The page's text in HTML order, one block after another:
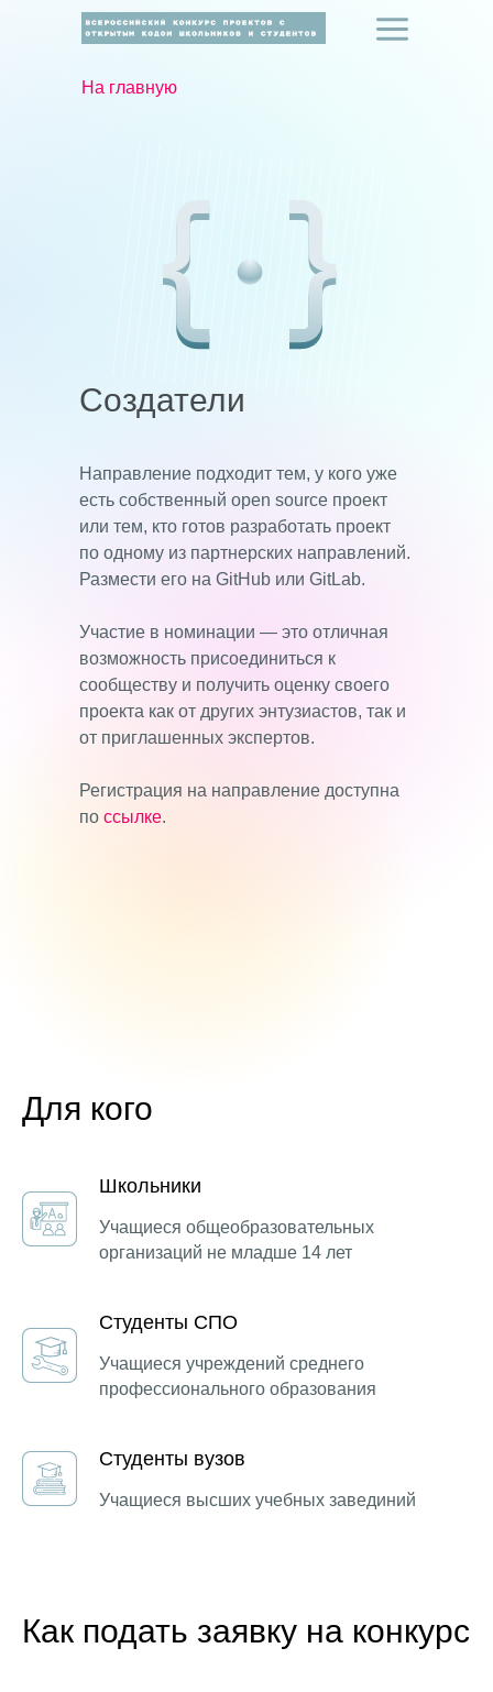
На главную
Направление подходит тем, у кого уже
есть собственный open source проект
или тем, кто готов разработать проект
по одному из партнерских направлений.
Размести его на GitHub или GitLab.
Участие в номинации — это отличная
возможность присоединиться к
сообществу и получить оценку своего
проекта как от других энтузиастов, так и
от приглашенных экспертов.
Регистрация на направление доступна
по ссылке.
Создатели
Для кого
Школьники
Учащиеся общеобразовательных
организаций не младше 14 лет
Студенты СПО
Учащиеся учреждений среднего
профессионального образования
Студенты вузов
Учащиеся высших учебных завединий
Как подать заявку на конкурс